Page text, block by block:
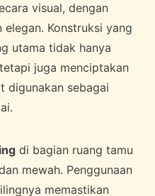
visual, dengan
Konstruksi yang
utama tidak hanya
juga menciptakan
digunakan sebagai
di bagian ruang tamu
mewah. Penggunaan
memastikan